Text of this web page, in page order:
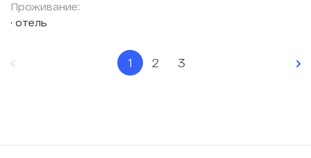
Проживание:
отель
1 2 3